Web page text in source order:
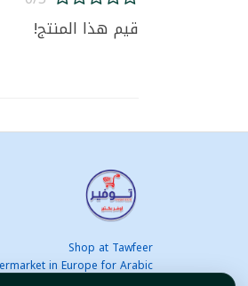
قيم هذا المنتج!
Shop at Tawfeer
in Europe for Arabic